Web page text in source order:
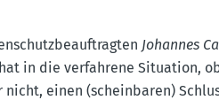
Johannes
in die verfahrene Situation,
einen (schein­baren)